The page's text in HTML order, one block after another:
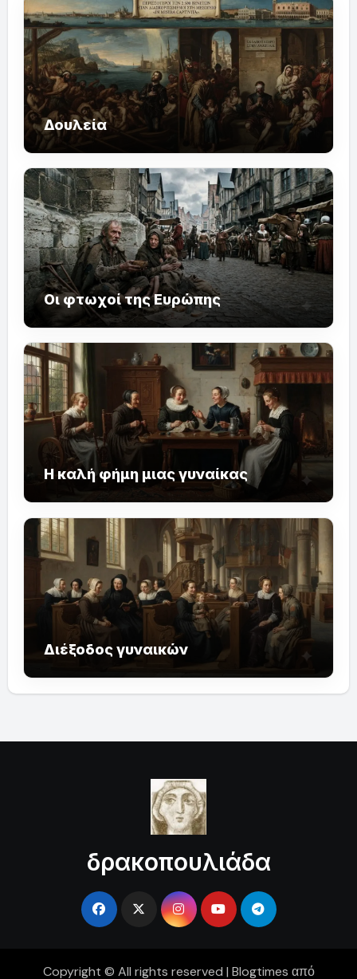
Δουλεία
Οι φτωχοί της Ευρώπης
Η καλή φήμη μιας γυναίκας
Διέξοδος γυναικών
δρακοπουλιάδα
Copyright © All rights reserved | Blogtimes από